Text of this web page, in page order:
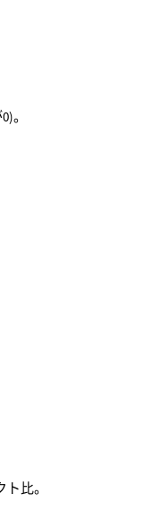
。
比。